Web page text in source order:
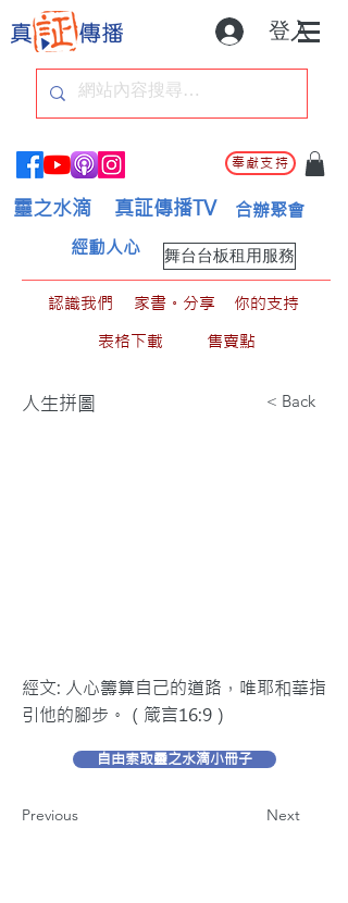
登入
奉獻支持
靈之水滴 真証傳播TV 合辦聚會
舞台台板租用服務
經動人心
認識我們 家書。分享
你的支持
表格下載
售賣點
人生拼圖 < Back
經文: 人心籌算自己的道路，唯耶和華指
引他的腳步。（箴言16:9）
自由索取靈之水滴小冊子
Previous Next